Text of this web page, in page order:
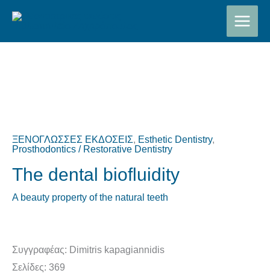
περιεχόμενο
ΞΕΝΟΓΛΩΣΣΕΣ ΕΚΔΟΣΕΙΣ, Esthetic Dentistry,
Prosthodontics / Restorative Dentistry
The dental biofluidity
A beauty property of the natural teeth
Συγγραφέας: Dimitris kapagiannidis
Σελίδες: 369